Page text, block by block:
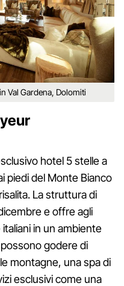
Val Gardena, Dolomiti
hotel 5 stelle a
piedi del Monte Bianco
La struttura di
e offre agli
in un ambiente
godere di
montagne, una spa di
esclusivi come una